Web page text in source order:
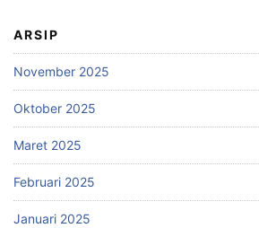
ARSIP
November 2025
Oktober 2025
Maret 2025
Februari 2025
Januari 2025